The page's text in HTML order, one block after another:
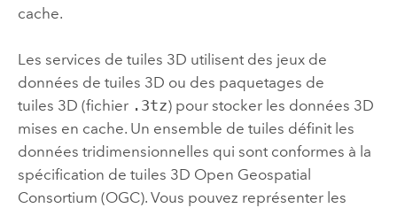
cache.
Les services de tuiles 3D utilisent des jeux de
données de tuiles 3D ou des paquetages de
tuiles 3D (fichier .3tz) pour stocker les données 3D
mises en cache. Un ensemble de tuiles définit les
données tridimensionnelles qui sont conformes à la
spécification de tuiles 3D Open Geospatial
Consortium (OGC). Vous pouvez représenter les